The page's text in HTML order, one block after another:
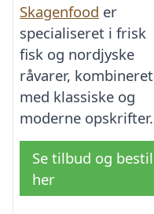
Skagenfood er
specialiseret i frisk
fisk og nordjyske
råvarer, kombineret
med klassiske og
moderne opskrifter.
Se tilbud og bestil
her